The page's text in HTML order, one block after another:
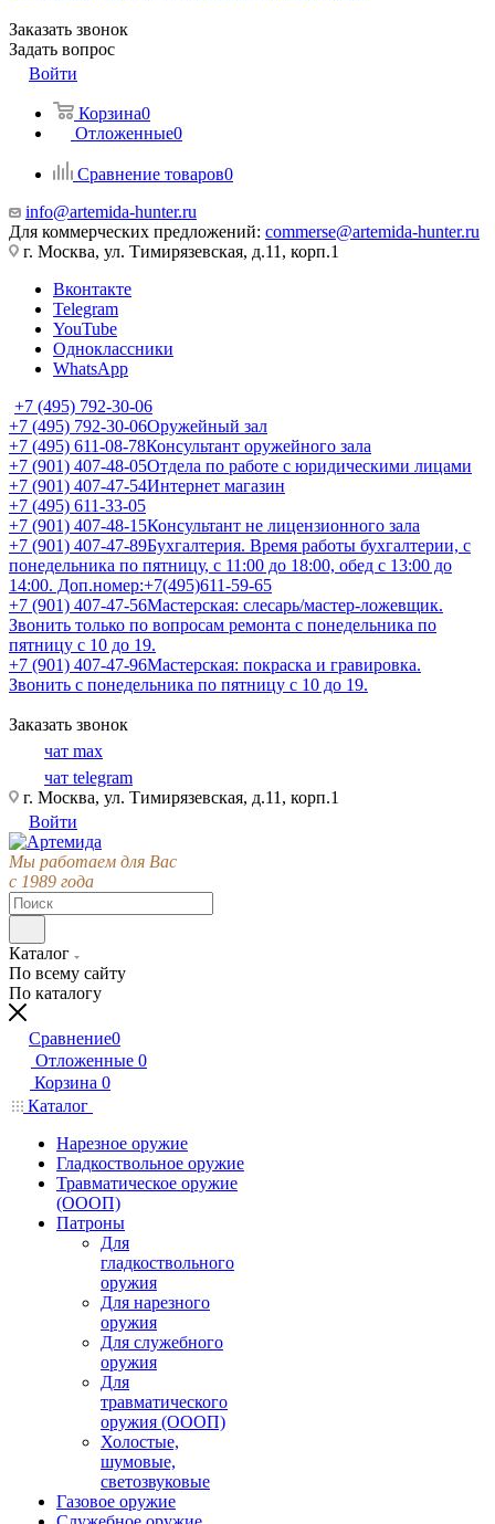
Заказать звонок
Задать вопрос
Войти
Корзина0
Отложенные0
Сравнение товаров0
info@artemida-hunter.ru
Для коммерческих предложений: commerse@artemida-hunter.ru
г. Москва, ул. Тимирязевская, д.11, корп.1
Вконтакте
Telegram
YouTube
Одноклассники
WhatsApp
+7 (495) 792-30-06
+7 (495) 792-30-06Оружейный зал
+7 (495) 611-08-78Консультант оружейного зала
+7 (901) 407-48-05Отдела по работе с юридическими лицами
+7 (901) 407-47-54Интернет магазин
+7 (495) 611-33-05
+7 (901) 407-48-15Консультант не лицензионного зала
+7 (901) 407-47-89Бухгалтерия. Время работы бухгалтерии, с
понедельника по пятницу, с 11:00 до 18:00, обед с 13:00 до
14:00. Доп.номер:+7(495)611-59-65
+7 (901) 407-47-56Мастерская: слесарь/мастер-ложевщик.
Звонить только по вопросам ремонта с понедельника по
пятницу с 10 до 19.
+7 (901) 407-47-96Мастерская: покраска и гравировка.
Звонить с понедельника по пятницу с 10 до 19.
Заказать звонок
чат max
чат telegram
г. Москва, ул. Тимирязевская, д.11, корп.1
Войти
Мы работаем для Вас
с 1989 года
Каталог
По всему сайту
По каталогу
Сравнение0
Отложенные 0
Корзина 0
Каталог
Нарезное оружие
Гладкоствольное оружие
Травматическое оружие
(ОООП)
Патроны
Для
гладкоствольного
оружия
Для нарезного
оружия
Для служебного
оружия
Для
травматического
оружия (ОООП)
Холостые,
шумовые,
светозвуковые
Газовое оружие